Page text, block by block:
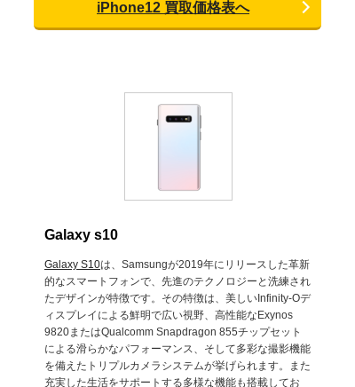
iPhone12 買取価格表へ
Galaxy s10
Galaxy S10は、Samsungが2019年にリリースした革新
的なスマートフォンで、先進のテクノロジーと洗練され
たデザインが特徴です。その特徴は、美しいInfinity-Oデ
ィスプレイによる鮮明で広い視野、高性能なExynos
9820またはQualcomm Snapdragon 855チップセット
による滑らかなパフォーマンス、そして多彩な撮影機能
を備えたトリプルカメラシステムが挙げられます。また
充実した生活をサポートする多様な機能も搭載してお